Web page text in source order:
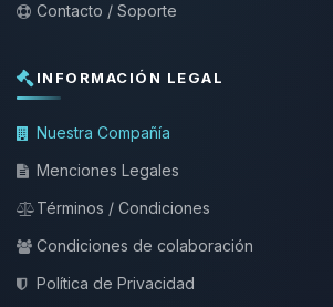
Contacto / Soporte
INFORMACIÓN LEGAL
Nuestra Compañía
Menciones Legales
Términos / Condiciones
Condiciones de colaboración
Política de Privacidad